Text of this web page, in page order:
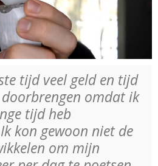
tijd veel geld en tijd
omdat ik
tijd heb
kon gewoon niet de
om mijn